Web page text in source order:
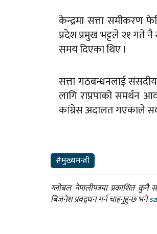
केन्द्रमा सत्ता समीकरण
प्रदेश प्रमुख भट्टले २१ गते
समय दिएका थिए ।
सत्ता गठबन्धनलाई
लागि राप्रपाको समर्थन
कांग्रेस अदालत गएकाले
#मुख्यमन्त्री
ग्लोबल नेपालीपत्रमा प्रकाशित कुनै
बिजनेश प्रवद्र्धन गर्न चाहनुहुन्छ भने